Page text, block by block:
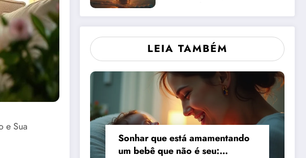
e Sua
LEIA TAMBÉM
Sonhar que está amamentando
um bebê que não é seu: